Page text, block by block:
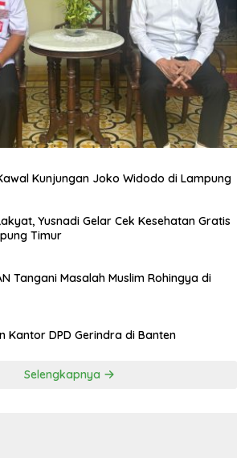
Kunjungan Joko Widodo di Lampung
Yusnadi Gelar Cek Kesehatan Gratis
Timur
Tangani Masalah Muslim Rohingya di
Kantor DPD Gerindra di Banten
Selengkapnya